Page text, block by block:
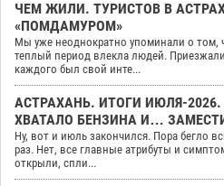
ЧЕМ ЖИЛИ. ТУРИСТОВ В
«ПОМДАМУРОМ»
Мы уже неоднократно упоминали о том,
теплый период влекла людей.
каждого был свой инте...
АСТРАХАНЬ. ИТОГИ ИЮЛЯ-
ХВАТАЛО БЕНЗИНА И…
Ну, вот и июль закончился. Пора бегло
раз. Нет, все главные атрибуты и
открыли, спли...